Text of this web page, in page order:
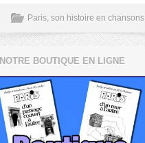
Paris, son histoire en chansons
NOTRE BOUTIQUE EN LIGNE